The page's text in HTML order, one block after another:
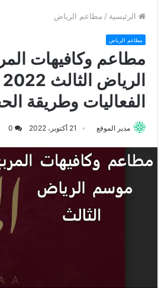
الرئيسية / مطاعم الرياض
مطاعم الرياض
مطاعم وكافيهات
الفعاليات وطريقة
مدير الموقع 21 أكتوبر، 2022